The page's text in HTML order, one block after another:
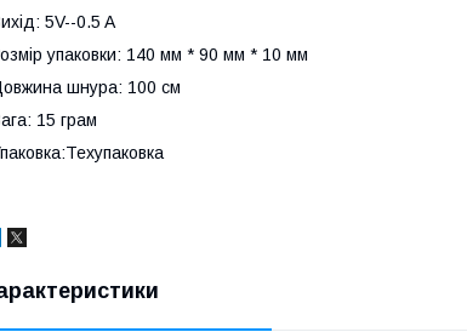
5V--0.5 A
упаковки: 140 мм * 90 мм * 10 мм
шнура: 100 см
15 грам